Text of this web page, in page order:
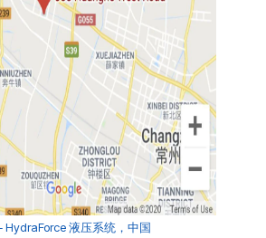
HydraForce 液压系统，中国